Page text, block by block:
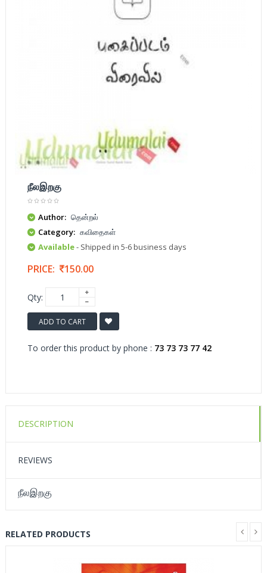
நீலஇறகு
Author: தென்றல்
Category: கவிதைகள்
Available- Shipped in 5-6 business days
PRICE: 150.00
Qty:
ADD TO CART
To order this product by phone : 73 73 73 77 42
DESCRIPTION
REVIEWS
நீலஇறகு
RELATED PRODUCTS